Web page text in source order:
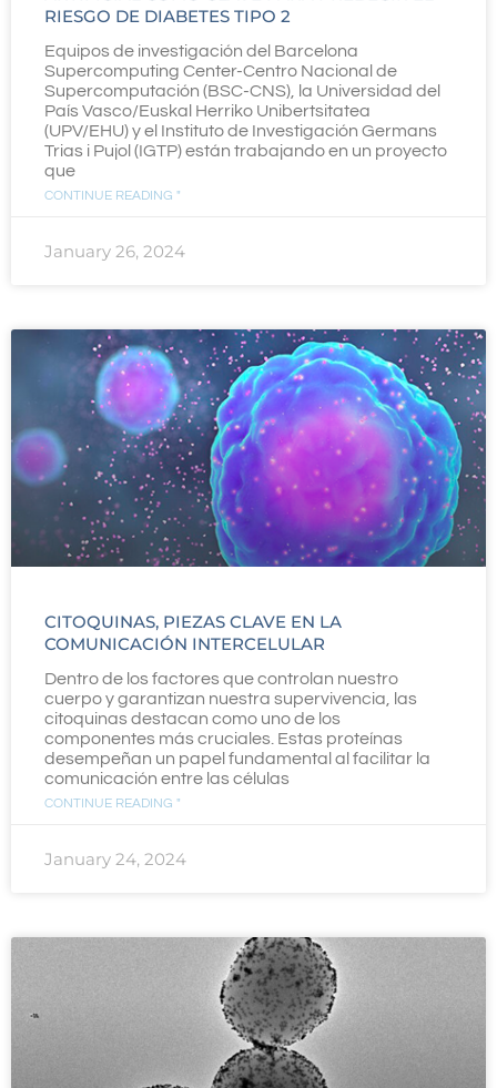
RIESGO DE DIABETES TIPO 2
Equipos de investigación del Barcelona
Supercomputing Center-Centro Nacional de
Supercomputación (BSC-CNS), la Universidad del
País Vasco/Euskal Herriko Unibertsitatea
(UPV/EHU) y el Instituto de Investigación Germans
Trias i Pujol (IGTP) están trabajando en un proyecto
que
CONTINUE READING "
January 26, 2024
CITOQUINAS, PIEZAS CLAVE EN LA
COMUNICACIÓN INTERCELULAR
Dentro de los factores que controlan nuestro
cuerpo y garantizan nuestra supervivencia, las
citoquinas destacan como uno de los
componentes más cruciales. Estas proteínas
desempeñan un papel fundamental al facilitar la
comunicación entre las células
CONTINUE READING "
January 24, 2024